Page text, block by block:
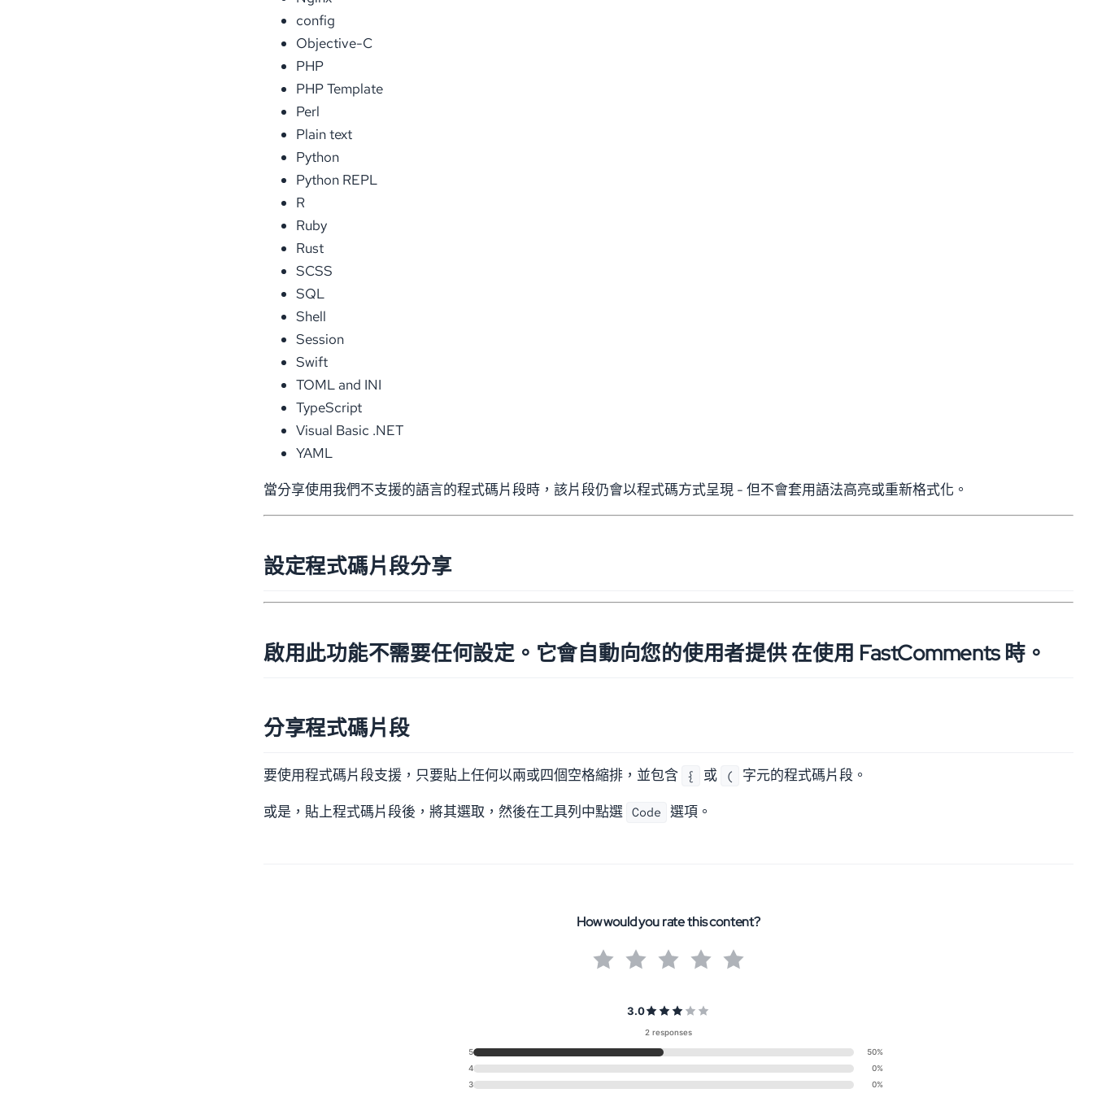
config
Objective-C
PHP
PHP Template
Perl
Plain text
Python
Python REPL
R
Ruby
Rust
SCSS
SQL
Shell
Session
Swift
TOML and INI
TypeScript
Visual Basic .NET
YAML
當分享使用我們不支援的語言的程式碼片段時，該片段仍會以程式碼方式呈現 - 但不會套用語法高亮或重新格式化。
設定程式碼片段分享
啟用此功能不需要任何設定。它會自動向您的使用者提供 在使用 FastComments 時。
分享程式碼片段
要使用程式碼片段支援，只要貼上任何以兩或四個空格縮排，並包含 { 或 ( 字元的程式碼片段。
或是，貼上程式碼片段後，將其選取，然後在工具列中點選 Code 選項。
How would you rate this content?
3.0
2 responses
5
50%
4
0%
3
0%